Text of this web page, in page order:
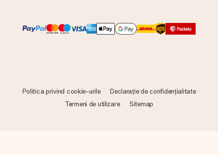
Politica privind cookie-urile
Declarație de confidențialitate
Termeni de utilizare
Sitemap